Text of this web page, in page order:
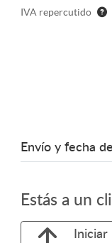
IVA repercutido
Envío y fecha
Estás a un